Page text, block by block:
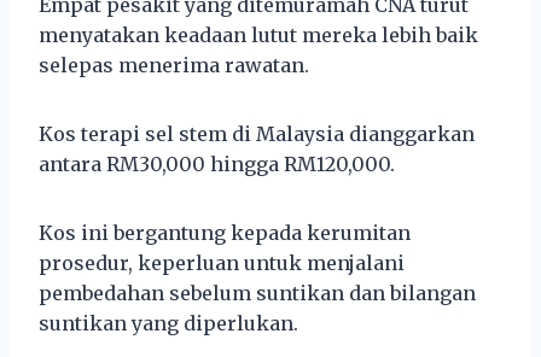
menyatakan keadaan lutut mereka lebih baik
selepas menerima rawatan.
Kos terapi sel stem di Malaysia dianggarkan
antara RM30,000 hingga RM120,000.
Kos ini bergantung kepada kerumitan
prosedur, keperluan untuk menjalani
pembedahan sebelum suntikan dan bilangan
suntikan yang diperlukan.